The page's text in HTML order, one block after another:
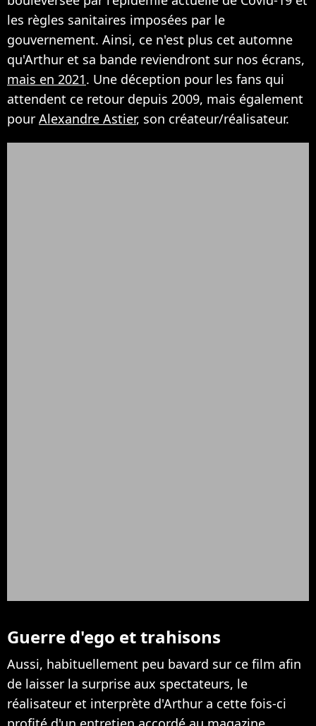
les règles sanitaires imposées par le
gouvernement. Ainsi, ce n'est plus cet automne
qu'Arthur et sa bande reviendront sur nos écrans,
mais en 2021. Une déception pour les fans qui
attendent ce retour depuis 2009, mais également
pour Alexandre Astier, son créateur/réalisateur.
Guerre d'ego et trahisons
Aussi, habituellement peu bavard sur ce film afin
de laisser la surprise aux spectateurs, le
réalisateur et interprète d'Arthur a cette fois-ci